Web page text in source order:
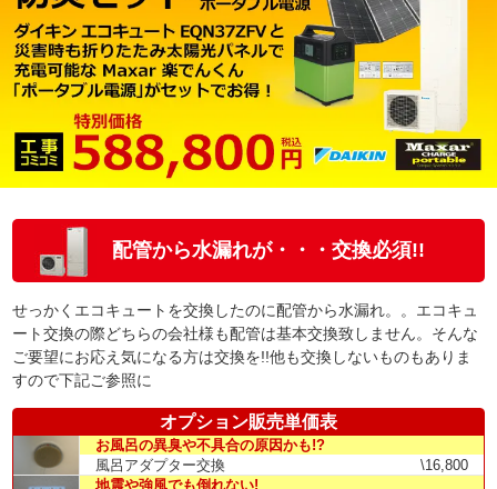
配管から水漏れが・・・交換必須!!
せっかくエコキュートを交換したのに配管から水漏れ。。エコキュ
ート交換の際どちらの会社様も配管は基本交換致しません。そんな
ご要望にお応え気になる方は交換を!!他も交換しないものもありま
すので下記ご参照に
オプション販売単価表
お風呂の異臭や不具合の原因かも!?
風呂アダプター交換
\16,800
地震や強風でも倒れない!